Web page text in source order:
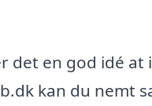
det en god idé
kan du nemt